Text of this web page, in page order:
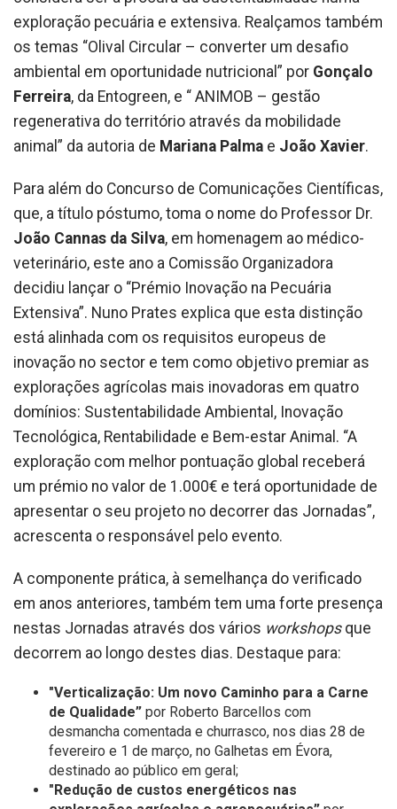
exploração pecuária e extensiva. Realçamos também
os temas “Olival Circular – converter um desafio
ambiental em oportunidade nutricional” por Gonçalo
Ferreira, da Entogreen, e “ ANIMOB – gestão
regenerativa do território através da mobilidade
animal” da autoria de Mariana Palma e João Xavier.
Para além do Concurso de Comunicações Científicas,
que, a título póstumo, toma o nome do Professor Dr.
João Cannas da Silva, em homenagem ao médico-
veterinário, este ano a Comissão Organizadora
decidiu lançar o “Prémio Inovação na Pecuária
Extensiva”. Nuno Prates explica que esta distinção
está alinhada com os requisitos europeus de
inovação no sector e tem como objetivo premiar as
explorações agrícolas mais inovadoras em quatro
domínios: Sustentabilidade Ambiental, Inovação
Tecnológica, Rentabilidade e Bem-estar Animal. “A
exploração com melhor pontuação global receberá
um prémio no valor de 1.000€ e terá oportunidade de
apresentar o seu projeto no decorrer das Jornadas”,
acrescenta o responsável pelo evento.
A componente prática, à semelhança do verificado
em anos anteriores, também tem uma forte presença
nestas Jornadas através dos vários workshops que
decorrem ao longo destes dias. Destaque para:
"Verticalização: Um novo Caminho para a Carne
de Qualidade” por Roberto Barcellos com
desmancha comentada e churrasco, nos dias 28 de
fevereiro e 1 de março, no Galhetas em Évora,
destinado ao público em geral;
"Redução de custos energéticos nas